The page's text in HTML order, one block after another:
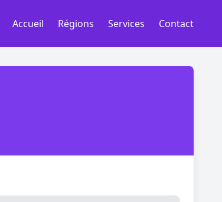
Accueil Régions Services Contact